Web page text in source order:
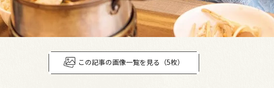
この記事の画像一覧を見る（5枚）